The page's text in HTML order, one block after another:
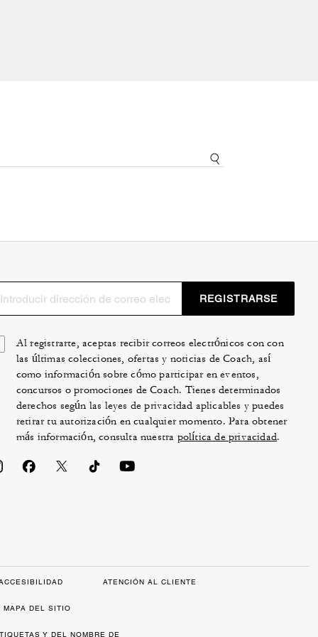
REGISTRARSE
Al registrarte, aceptas recibir correos electrónicos con con
las últimas colecciones, ofertas y noticias de Coach, así
como información sobre cómo participar en eventos,
concursos o promociones de Coach. Tienes determinados
derechos según las leyes de privacidad aplicables y puedes
retirar tu autorización en cualquier momento. Para obtener
más información, consulta nuestra política de privacidad.
ATENCIÓN AL CLIENTE
MAPA DEL SITIO
Y DEL NOMBRE DE